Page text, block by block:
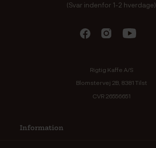
(Svar indenfor 1-2 hverdage)
Rigtig Kaffe A/S
Blomstervej 2B, 8381 Tilst
CVR 26556651
Information